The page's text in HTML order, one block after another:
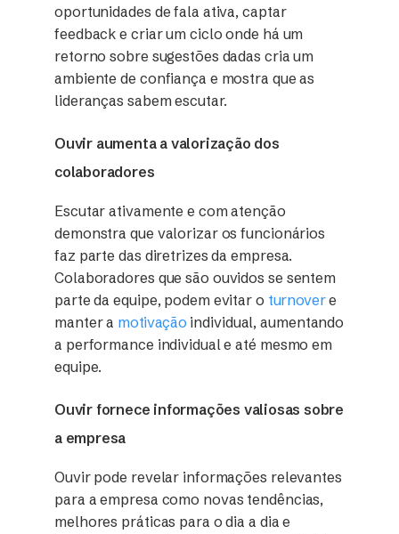
oportunidades de fala ativa, captar
feedback e criar um ciclo onde há um
retorno sobre sugestões dadas cria um
ambiente de confiança e mostra que as
lideranças sabem escutar.
Ouvir aumenta a valorização dos
colaboradores
Escutar ativamente e com atenção
demonstra que valorizar os funcionários
faz parte das diretrizes da empresa.
Colaboradores que são ouvidos se sentem
parte da equipe, podem evitar o turnovere
manter a motivação individual, aumentando
a performance individual e até mesmo em
equipe.
Ouvir fornece informações valiosas sobre
a empresa
Ouvir pode revelar informações relevantes
para a empresa como novas tendências,
melhores práticas para o dia a dia e